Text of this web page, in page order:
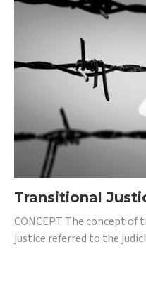
Transitional
CONCEPT The concept
justice referred to the